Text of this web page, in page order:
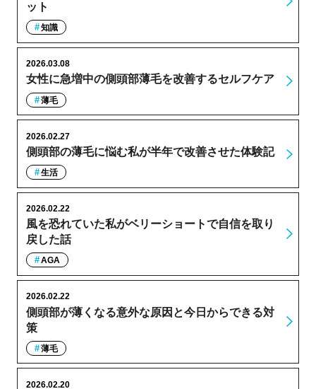
ット
知識
女性に急増中の側頭部薄毛を改善するセルフケア
2026.03.08
薄毛
側頭部の薄毛に悩む私が半年で改善させた体験記
2026.02.27
生活
風を恐れていた私がベリーショートで自信を取り
戻した話
2026.02.22
AGA
側頭部が薄くなる意外な原因と今日からできる対
策
2026.02.22
薄毛
2026.02.20